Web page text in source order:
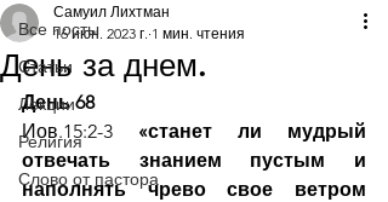
Все посты
Статьи
Лекции
Религия
Слово от пастора
День за днем.
Самуил Лихтман
16 июн. 2023 г. 1 мин. чтения
День 68
Иов.15:2-3 «станет ли мудрый
отвечать знанием пустым и
наполнять чрево свое ветром